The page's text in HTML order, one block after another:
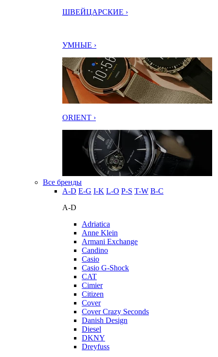
ШВЕЙЦАРСКИЕ ›
УМНЫЕ ›
ORIENT ›
Все бренды
A-D E-G I-K L-O P-S T-W В-С
A-D
Adriatica
Anne Klein
Armani Exchange
Candino
Casio
Casio G-Shock
CAT
Cimier
Citizen
Cover
Cover Crazy Seconds
Danish Design
Diesel
DKNY
Dreyfuss